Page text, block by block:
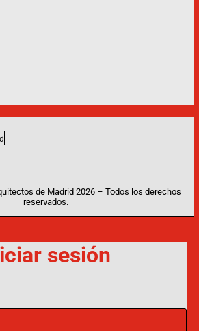
de Madrid 2026 – Todos los derechos
reservados.
sesión